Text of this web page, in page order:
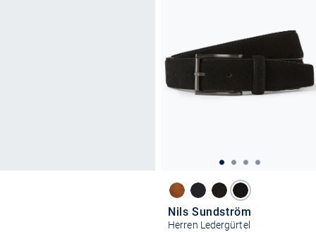
Nils Sundström
Herren Ledergürtel